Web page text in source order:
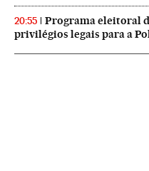
20:55
Programa eleitoral
privilégios legais para a